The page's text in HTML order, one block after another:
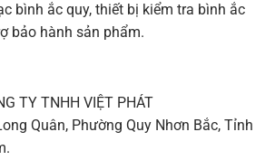
bình ắc quy, thiết bị kiểm tra bình ắc
bảo hành sản phẩm.
TY TNHH VIỆT PHÁT
Quân, Phường Quy Nhơn Bắc, Tỉnh